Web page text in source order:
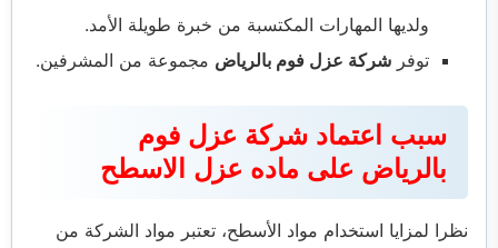
ولديها المهارات المكتسبة من خبرة طويلة الأمد.
توفر شركة عزل فوم بالرياض مجموعة من المشرفين.
سبب اعتماد شركة عزل فوم
بالرياض على ماده عزل الاسطح
نظرا لمزايا استخدام مواد الأسطح، تعتبر مواد الشركة من